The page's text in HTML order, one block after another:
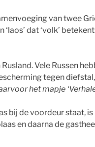
van twee
‘laos’ dat ‘volk’
Vele Russen
tegen
het mapje
bij de voordeur staat, is
en daarna de